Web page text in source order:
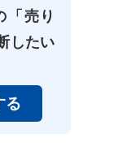
「売り
したい
る